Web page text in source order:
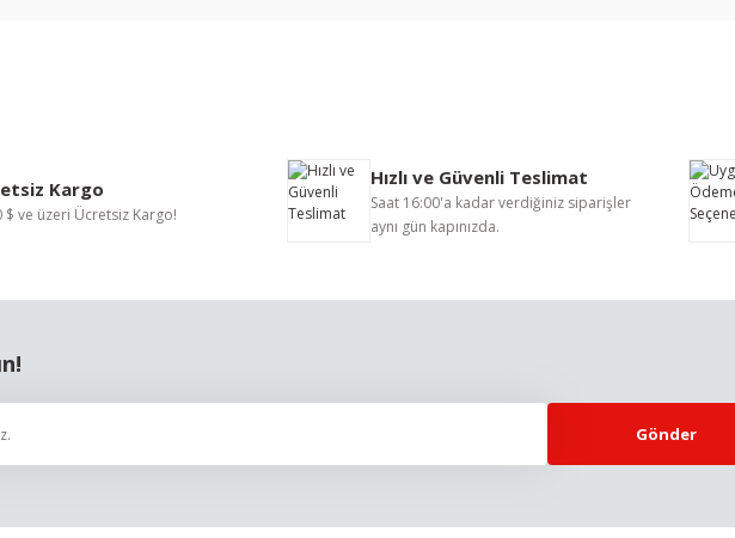
Yorum Yaz
Kargo
$ ve üzeri Ücretsiz Kargo!
Hızlı ve Güvenli Teslimat
Saat 16:00'a kadar verdiğiniz siparişler
aynı gün kapınızda.
Gönder